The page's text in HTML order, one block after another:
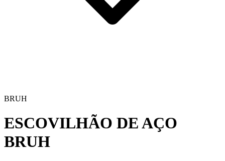
BRUH
ESCOVILHÃO DE AÇO
BRUH